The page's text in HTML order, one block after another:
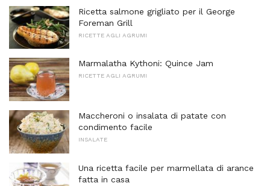
Ricetta salmone grigliato per il George
Foreman Grill
RICETTE AGLI AGRUMI
Marmalatha Kythoni: Quince Jam
RICETTE AGLI AGRUMI
Maccheroni o insalata di patate con
condimento facile
INSALATE
Una ricetta facile per marmellata di arance
fatta in casa